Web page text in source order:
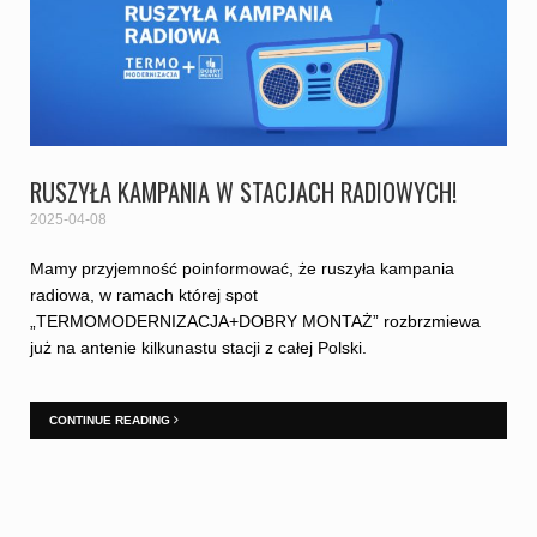
RUSZYŁA KAMPANIA W STACJACH RADIOWYCH!
2025-04-08
Mamy przyjemność poinformować, że ruszyła kampania
radiowa, w ramach której spot
„TERMOMODERNIZACJA+DOBRY MONTAŻ” rozbrzmiewa
już na antenie kilkunastu stacji z całej Polski.
CONTINUE READING